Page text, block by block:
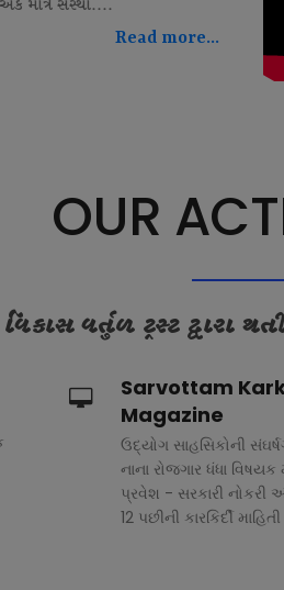
એક માત્ર સંસ્થા....
Read more...
OUR
વિકાસ વર્તુળ ટ્રસ્ટ દ્વારા
Sarvottam
Magazine
ઉદ્યોગ સાહસિકોની
નાના રોજગાર ધંધા
પ્રવેશ - સરકારી નોકરી
12 પછીની કારકિર્દી